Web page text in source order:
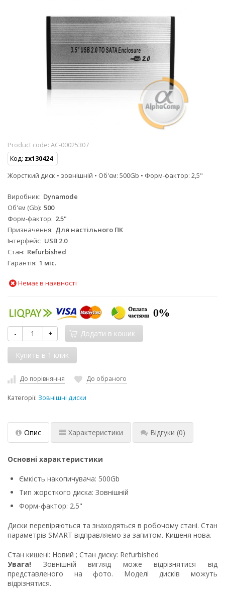
Product code: AC-00025307
Код: zx130424
Жорсткий диск • зовнішній • Об'єм: 500Gb • Форм-фактор: 2,5"
Виробник Dynamode
Об'єм (Gb) 500
Форм-фактор 2.5"
Призначення Для настільного ПК
Інтерфейс USB 2.0
Стан Refurbished
Гарантія 1 міс.
Немає в наявності
- + Додати в кошик
До порівняння До обраного
Категорії: Зовнішні диски
Опис Характеристики Відгуки (0)
Основні характеристики
Ємкість накопичувача: 500Gb
Тип жорсткого диска: Зовнішній
Форм-фактор: 2.5"
Диски перевіряються та знаходяться в робочому стані. Стан
параметрів SMART відправляємо за запитом. Кишеня нова.
Стан кишені: Новий ; Стан диску: Refurbished
Увага! Зовнішній вигляд може відрізнятися від
представленого на фото. Моделі дисків можуть
відрізнятися.